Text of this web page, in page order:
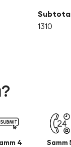
Subtotal
1310
4 Samm